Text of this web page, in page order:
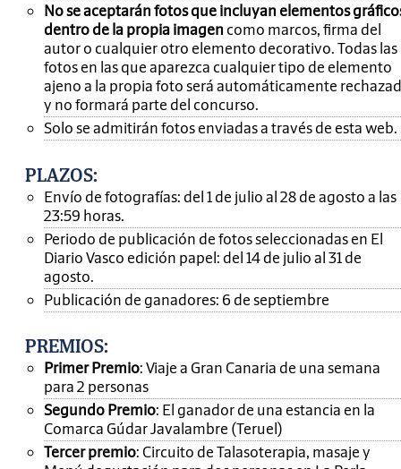
No se aceptarán fotos que incluyan elementos
dentro de la propia imagen como marcos, firma del
autor o cualquier otro elemento decorativo. Todas las
fotos en las que aparezca cualquier tipo de elemento
ajeno a la propia foto será automáticamente
y no formará parte del concurso.
Solo se admitirán fotos enviadas a través de esta web.
PLAZOS:
Envío de fotografías: del 1 de julio al 28 de agosto a las
23:59 horas.
Periodo de publicación de fotos seleccionadas en El
Diario Vasco edición papel: del 14 de julio al 31 de
agosto.
Publicación de ganadores: 6 de septiembre
PREMIOS:
Primer Premio: Viaje a Gran Canaria de una semana
para 2 personas
Segundo Premio: El ganador de una estancia en la
Comarca Gúdar Javalambre (Teruel)
Tercer premio: Circuito de Talasoterapia, masaje y